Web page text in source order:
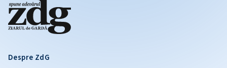
Despre ZdG